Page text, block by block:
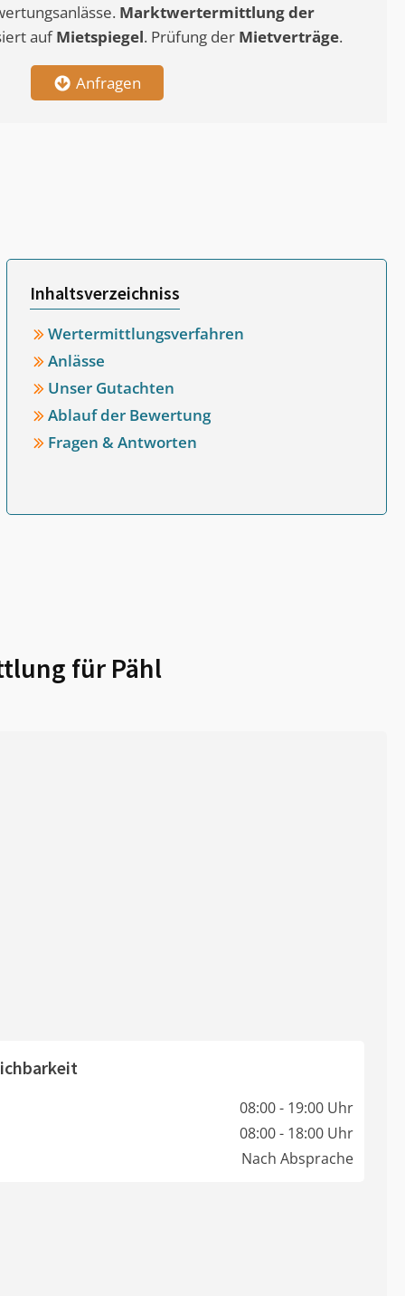
Marktwertermittlungder
aufMietspiegel. Prüfung der Mietverträge.
Anfragen
Inhaltsverzeichniss
Wertermittlungsverfahren
Anlässe
Unser Gutachten
Ablauf der Bewertung
Fragen & Antworten
für Pähl
08:00 - 19:00 Uhr
08:00 - 18:00 Uhr
Nach Absprache